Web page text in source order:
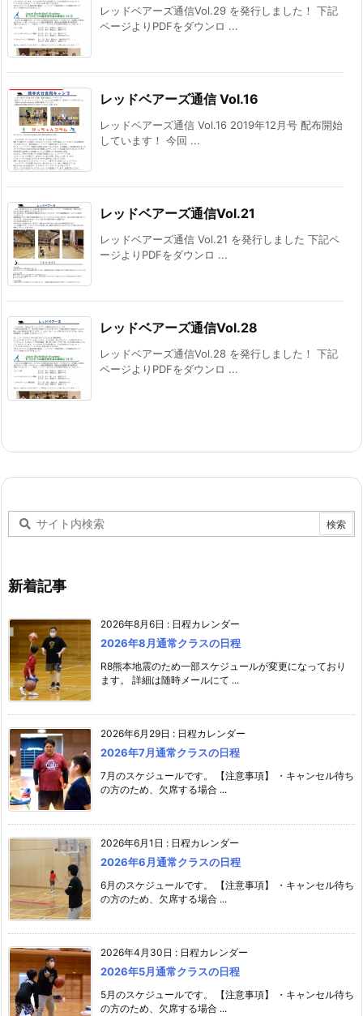
レッドベアーズ通信Vol.29 を発行しました！ 下記
ページよりPDFをダウンロ ...
レッドベアーズ通信 Vol.16
レッドベアーズ通信 Vol.16 2019年12月号 配布開始
しています！ 今回 ...
レッドベアーズ通信Vol.21
レッドベアーズ通信 Vol.21 を発行しました 下記ペ
ージよりPDFをダウンロ ...
レッドベアーズ通信Vol.28
レッドベアーズ通信Vol.28 を発行しました！ 下記
ページよりPDFをダウンロ ...
新着記事
2026年8月6日 : 日程カレンダー
2026年8月通常クラスの日程
R8熊本地震のため一部スケジュールが変更になっており
ます。 詳細は随時メールにて ...
2026年6月29日 : 日程カレンダー
2026年7月通常クラスの日程
7月のスケジュールです。 【注意事項】 ・キャンセル待ち
の方のため、欠席する場合 ...
2026年6月1日 : 日程カレンダー
2026年6月通常クラスの日程
6月のスケジュールです。 【注意事項】 ・キャンセル待ち
の方のため、欠席する場合 ...
2026年4月30日 : 日程カレンダー
2026年5月通常クラスの日程
5月のスケジュールです。 【注意事項】 ・キャンセル待ち
の方のため、欠席する場合 ...